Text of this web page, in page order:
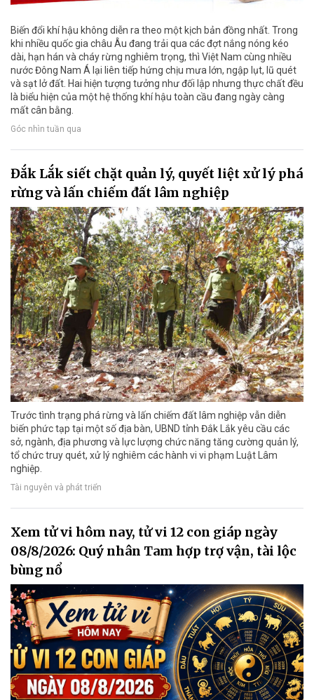
Biến đổi khí hậu không diễn ra theo một kịch bản đồng nhất. Trong
khi nhiều quốc gia châu Âu đang trải qua các đợt nắng nóng kéo
dài, hạn hán và cháy rừng nghiêm trọng, thì Việt Nam cùng nhiều
nước Đông Nam Á lại liên tiếp hứng chịu mưa lớn, ngập lụt, lũ quét
và sạt lở đất. Hai hiện tượng tưởng như đối lập nhưng thực chất đều
là biểu hiện của một hệ thống khí hậu toàn cầu đang ngày càng
mất cân bằng.
Góc nhìn tuần qua
Đắk Lắk siết chặt quản lý, quyết liệt xử lý phá
rừng và lấn chiếm đất lâm nghiệp
Trước tình trạng phá rừng và lấn chiếm đất lâm nghiệp vẫn diễn
biến phức tạp tại một số địa bàn, UBND tỉnh Đắk Lắk yêu cầu các
sở, ngành, địa phương và lực lượng chức năng tăng cường quản lý,
tổ chức truy quét, xử lý nghiêm các hành vi vi phạm Luật Lâm
nghiệp.
Tài nguyên và phát triển
Xem tử vi hôm nay, tử vi 12 con giáp ngày
08/8/2026: Quý nhân Tam hợp trợ vận, tài lộc
bùng nổ